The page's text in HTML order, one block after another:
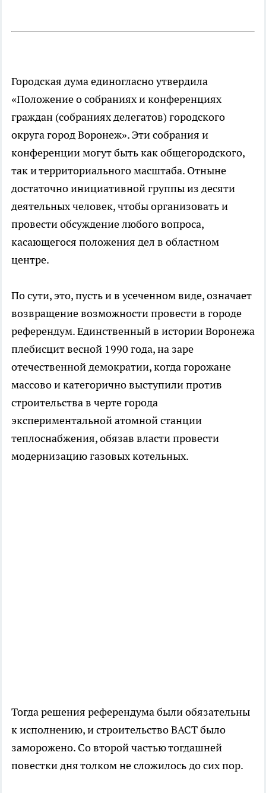
Городская дума единогласно утвердила
«Положение о собраниях и конференциях
граждан (собраниях делегатов) городского
округа город Воронеж». Эти собрания и
конференции могут быть как общегородского,
так и территориального масштаба. Отныне
достаточно инициативной группы из десяти
деятельных человек, чтобы организовать и
провести обсуждение любого вопроса,
касающегося положения дел в областном
центре.
По сути, это, пусть и в усеченном виде, означает
возвращение возможности провести в городе
референдум. Единственный в истории Воронежа
плебисцит весной 1990 года, на заре
отечественной демократии, когда горожане
массово и категорично выступили против
строительства в черте города
экспериментальной атомной станции
теплоснабжения, обязав власти провести
модернизацию газовых котельных.
Тогда решения референдума были обязательны
к исполнению, и строительство ВАСТ было
заморожено. Со второй частью тогдашней
повестки дня толком не сложилось до сих пор.